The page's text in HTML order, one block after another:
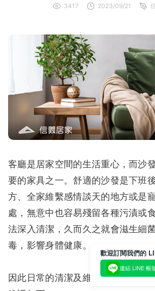
3417 2023/09/21
客廳是居家空間的生活重心，而沙
要的家具之一。舒適的沙發是下班
方、全家維繫感情談天的地方或是
處，無意中也容易殘留各種污漬或
法深入清潔，久而久之就會滋生細
毒，影響身體健康。
因此日常的清潔及維護很重要，提
連結 LINE 帳